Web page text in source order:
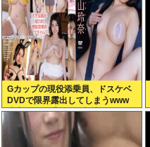
Gカップの現役添乗員、ドスケベ
DVDで限界露出してしまうwww
小山玲奈、手ぶらや極小ビキニで
大放出！！新作「聖なる山」の動
画＆画像まとめ！